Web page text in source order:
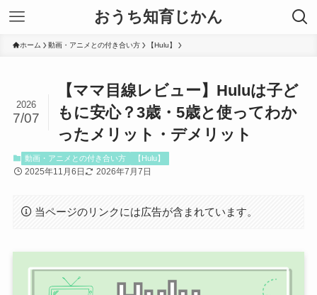
おうち知育じかん
ホーム 動画・アニメとの付き合い方 【Hulu】
【ママ目線レビュー】Huluは子ど
もに安心？3歳・5歳と使ってわか
ったメリット・デメリット
2026
7/07
動画・アニメとの付き合い方 【Hulu】
2025年11月6日 2026年7月7日
当ページのリンクには広告が含まれています。